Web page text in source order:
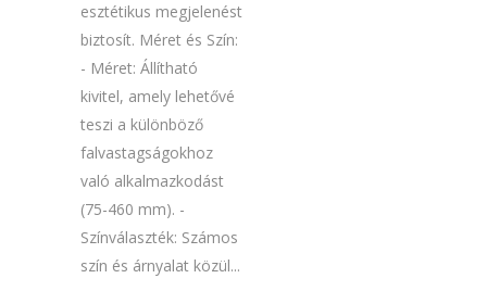
esztétikus megjelenést
biztosít. Méret és Szín:
- Méret: Állítható
kivitel, amely lehetővé
teszi a különböző
falvastagságokhoz
való alkalmazkodást
(75-460 mm). -
Színválaszték: Számos
szín és árnyalat közül...